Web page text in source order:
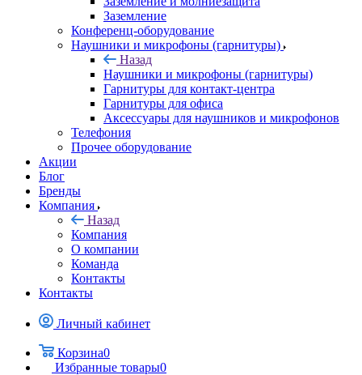
Заземление
Конференц-оборудование
Наушники и микрофоны (гарнитуры)
Назад
Наушники и микрофоны (гарнитуры)
Гарнитуры для контакт-центра
Гарнитуры для офиса
Аксессуары для наушников и микрофонов
Телефония
Прочее оборудование
Акции
Блог
Бренды
Компания
Назад
Компания
О компании
Команда
Контакты
Контакты
Личный кабинет
Корзина0
Избранные товары0